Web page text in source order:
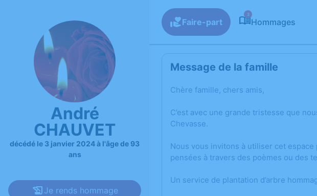
André
CHAUVET
décédé le 3 janvier 2024 à l'âge de 93
ans
Je rends hommage
Faire-part
3
Hommages
Message de la famille
Chère famille, chers amis,
C’est avec une grande tristesse que
Chevasse.
Nous vous invitons à utiliser cet
pensées à travers des poèmes ou des
Un service de plantation d’arbre